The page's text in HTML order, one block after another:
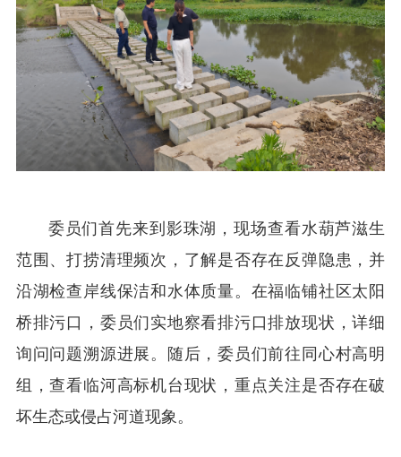
委员们首先来到影珠湖，现场查看水葫芦滋生
范围、打捞清理频次，了解是否存在反弹隐患，并
沿湖检查岸线保洁和水体质量。在福临铺社区太阳
桥排污口，委员们实地察看排污口排放现状，详细
询问问题溯源进展。随后，委员们前往同心村高明
组，查看临河高标机台现状，重点关注是否存在破
坏生态或侵占河道现象。